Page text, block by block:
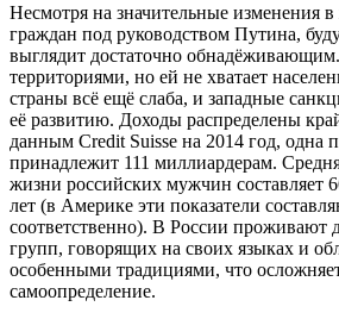
Несмотря на значительные изменения
граждан под руководством Путина,
выглядит достаточно обнадёживающим.
территориями, но ей не хватает
страны всё ещё слаба, и западные
её развитию. Доходы распределены
данным Credit Suisse на 2014 год, одна
принадлежит 111 миллиардерам.
жизни российских мужчин составляет
лет (в Америке эти показатели
соответственно). В России проживают
групп, говорящих на своих языках и
особенными традициями, что
самоопределение.